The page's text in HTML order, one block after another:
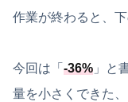
作業が終わると、
今回は「 -36% 」と
量を小さくできた、